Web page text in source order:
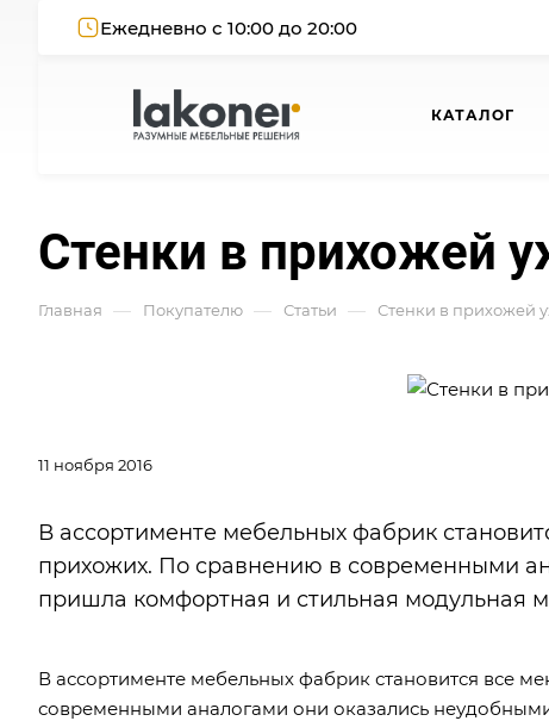
Ежедневно с 10:00 до 20:00
КАТАЛОГ
Стенки в прихожей
Главная — Покупателю — Статьи — Стенки в прихожей
11 ноября 2016
В ассортименте мебельных фабрик
прихожих. По сравнению в современными
пришла комфортная и стильная модульная
В ассортименте мебельных фабрик становится все
современными аналогами они оказались